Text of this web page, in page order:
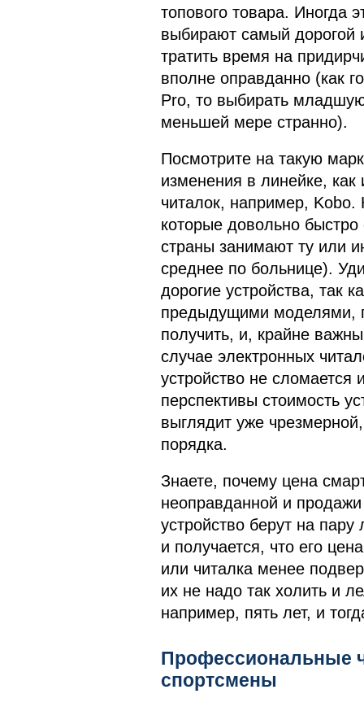
топового товара. Иногда
выбирают самый дорогой
тратить время на
вполне оправданно (как
Pro, то выбирать
меньшей мере странно).
Посмотрите на такую
изменения в линейке, как
читалок, например, Kobo.
которые довольно
страны занимают ту или
среднее по больнице).
дорогие устройства, так
предыдущими моделями,
получить, и, крайне
случае электронных
устройство не сломается
перспективы стоимость
выглядит уже
порядка.
Знаете, почему цена
неоправданной и
устройство берут на пару
и получается, что его
или читалка менее
их не надо так холить и
например, пять лет, и
Профессиональные
спортсмены